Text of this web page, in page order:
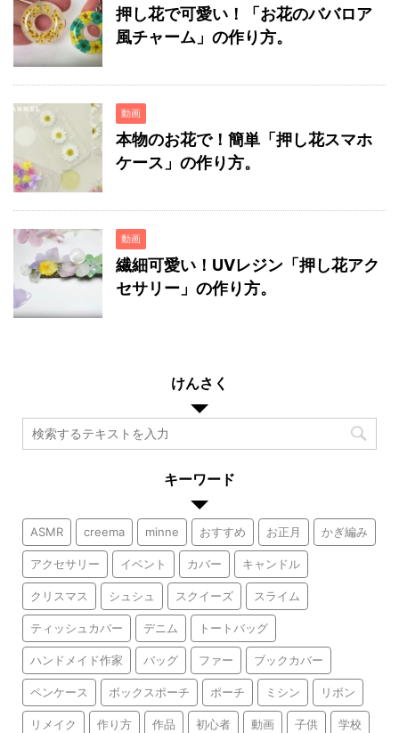
押し花で可愛い！「お花のババロア
風チャーム」の作り方。
動画
本物のお花で！簡単「押し花スマホ
ケース」の作り方。
動画
繊細可愛い！UVレジン「押し花アク
セサリー」の作り方。
けんさく
キーワード
ASMR creema minne おすすめ お正月 かぎ編み
アクセサリー イベント カバー キャンドル
クリスマス シュシュ スクイーズ スライム
ティッシュカバー デニム トートバッグ
ハンドメイド作家 バッグ ファー ブックカバー
ペンケース ボックスポーチ ポーチ ミシン リボン
リメイク 作り方 作品 初心者 動画 子供 学校